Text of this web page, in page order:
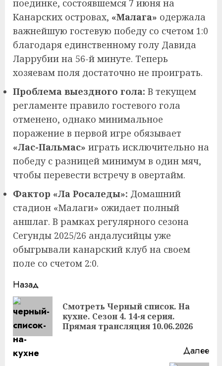
поединке, состоявшемся 7 июня на
Канарских островах, «Малага» одержала
важнейшую гостевую победу со счетом 1:0
благодаря единственному голу Давида
Ларрубии на 56-й минуте. Теперь
хозяевам поля достаточно не проиграть.
Проблема выездного гола: В текущем
регламенте правило гостевого гола
отменено, однако минимальное
поражение в первой игре обязывает
«Лас-Пальмас» играть исключительно на
победу с разницей минимум в один мяч,
чтобы перевести встречу в овертайм.
Фактор «Ла Росаледы»: Домашний
стадион «Малаги» ожидает полный
аншлаг. В рамках регулярного сезона
Сегунды 2025/26 андалусийцы уже
обыгрывали канарский клуб на своем
поле со счетом 2:0.
Продолжить
чтение
Назад
Смотреть Черный список. На
кухне. Сезон 4. 14-я серия.
Прямая трансляция 10.06.2026
Далее